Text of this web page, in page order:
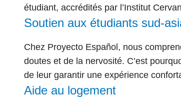
étudiant, accrédités par l’Institut
Soutien aux étudiants sud-
Chez Proyecto Español, nous
doutes et de la nervosité. C’est
de leur garantir une expérience
Aide au logement